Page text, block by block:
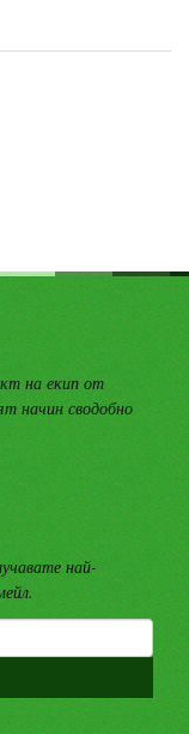
на екип от
начин сводобно
най-